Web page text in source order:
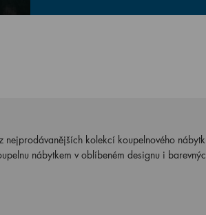
nejprodávanějších kolekcí koupelnového
nábytkem v oblíbeném designu i